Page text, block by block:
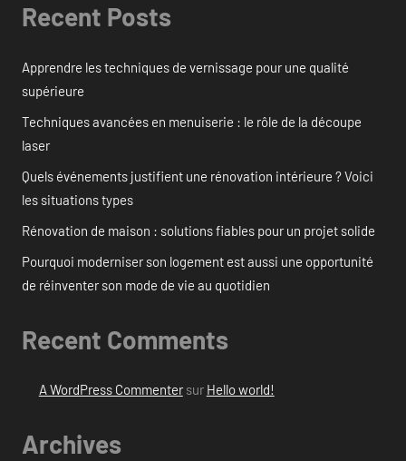
Recent Posts
Apprendre les techniques de vernissage pour une qualité
supérieure
Techniques avancées en menuiserie : le rôle de la découpe
laser
Quels événements justifient une rénovation intérieure ? Voici
les situations types
Rénovation de maison : solutions fiables pour un projet solide
Pourquoi moderniser son logement est aussi une opportunité
de réinventer son mode de vie au quotidien
Recent Comments
A WordPress Commentersur Hello world!
Archives